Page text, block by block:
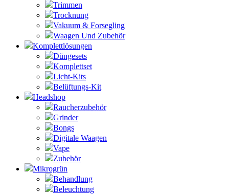
Trimmen
Trocknung
Vakuum & Forsegling
Waagen Und Zubehör
Komplettlösungen
Düngesets
Komplettset
Licht-Kits
Belüftungs-Kit
Headshop
Raucherzubehör
Grinder
Bongs
Digitale Waagen
Vape
Zubehör
Mikrogrün
Behandlung
Beleuchtung